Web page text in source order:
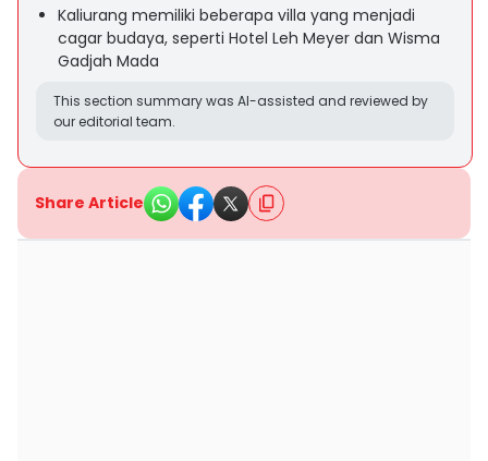
Kaliurang memiliki beberapa villa yang menjadi
cagar budaya, seperti Hotel Leh Meyer dan Wisma
Gadjah Mada
This section summary was AI-assisted and reviewed by
our editorial team.
Share Article